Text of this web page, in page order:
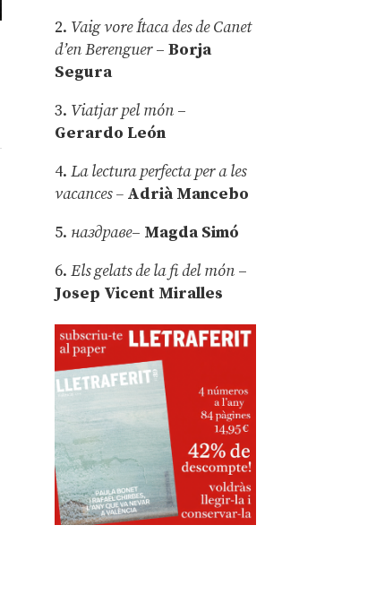
2. Vaig vore Ítaca des de Canet
d’en Berenguer–Borja
Segura
3. Viatjar pel món –
Gerardo León
4.La lectura perfecta per a les
vacances – Adrià Mancebo
5. наздраве– Magda Simó
6.Els gelats de la fi del món –
Josep Vicent Miralles